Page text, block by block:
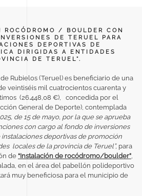
/ BOULDER CON
DE TERUEL PARA
DEPORTIVAS DE
DIRIGIDAS A ENTIDADES
DE TERUEL”.
Rubielos (Teruel) es beneficiario de una
veintiséis mil cuatrocientos cuarenta y
(26.448,08 €), concedida por el
General de Deporte), contemplada
de 15 de mayo, por la que se aprueba
con cargo al fondo de inversiones
instalaciones deportivas de promoción
locales de la provincia de Teruel”, para
de “Instalación de rocódromo/boulder”
en el área del pabellón polideportivo
muy beneficiosa para el municipio de